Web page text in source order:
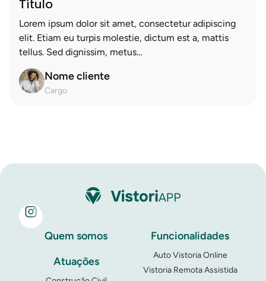
Título
Lorem ipsum dolor sit amet, consectetur adipiscing
elit. Etiam eu turpis molestie, dictum est a, mattis
tellus. Sed dignissim, metus…
Nome cliente
Cargo
Quem somos
Atuações
Funcionalidades
Auto Vistoria Online
Vistoria Remota Assistida